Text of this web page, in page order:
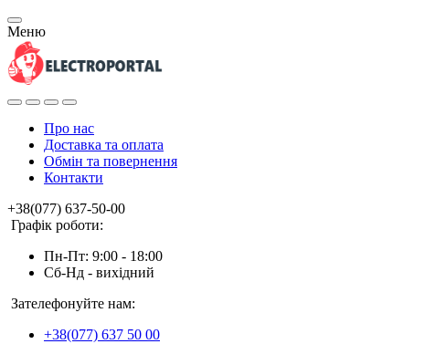
Меню
Про нас
Доставка та оплата
Обмін та повернення
Контакти
+38(077) 637-50-00
Графік роботи:
Пн-Пт: 9:00 - 18:00
Сб-Нд - вихідний
Зателефонуйте нам:
+38(077) 637 50 00